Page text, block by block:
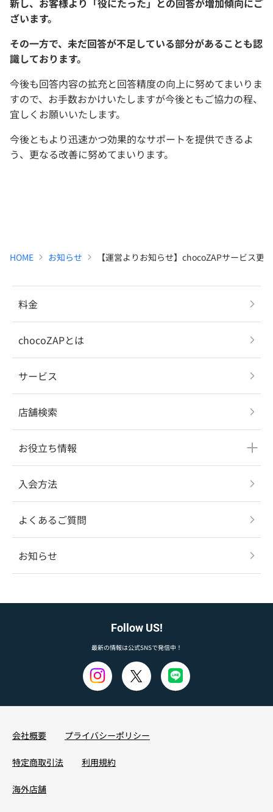
ざいます。
その一方で、未だ回答が不足している部分があることも認
識しております。
今後も回答内容の拡充と回答精度の向上に努めてまいりま
すので、お手数おかけいたしますが今後ともご協力の程、
宜しくお願いいたします。
今後ともより迅速かつ効果的なサポートを提供できるよ
う、更なる改善に努めてまいります。
HOME お知らせ 【運営よりお知らせ】chocoZAPサービス更
料金
chocoZAPとは
サービス
店舗検索
お役立ち情報
入会方法
よくあるご質問
お知らせ
Follow US!
最新の情報は公式SNSで発信中！
会社概要 プライバシーポリシー
特定商取引法 利用規約
海外店舗